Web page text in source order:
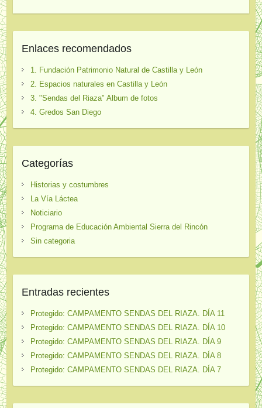
Enlaces recomendados
1. Fundación Patrimonio Natural de Castilla y León
2. Espacios naturales en Castilla y León
3. "Sendas del Riaza" Album de fotos
4. Gredos San Diego
Categorías
Historias y costumbres
La Vía Láctea
Noticiario
Programa de Educación Ambiental Sierra del Rincón
Sin categoria
Entradas recientes
Protegido: CAMPAMENTO SENDAS DEL RIAZA. DÍA 11
Protegido: CAMPAMENTO SENDAS DEL RIAZA. DÍA 10
Protegido: CAMPAMENTO SENDAS DEL RIAZA. DÍA 9
Protegido: CAMPAMENTO SENDAS DEL RIAZA. DÍA 8
Protegido: CAMPAMENTO SENDAS DEL RIAZA. DÍA 7